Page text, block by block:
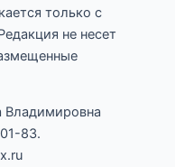
только с
не несет
Владимировна
83.